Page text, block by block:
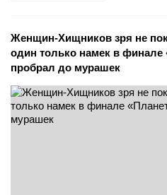
Женщин-Хищников зря не
один только намек в финале
пробрал до мурашек